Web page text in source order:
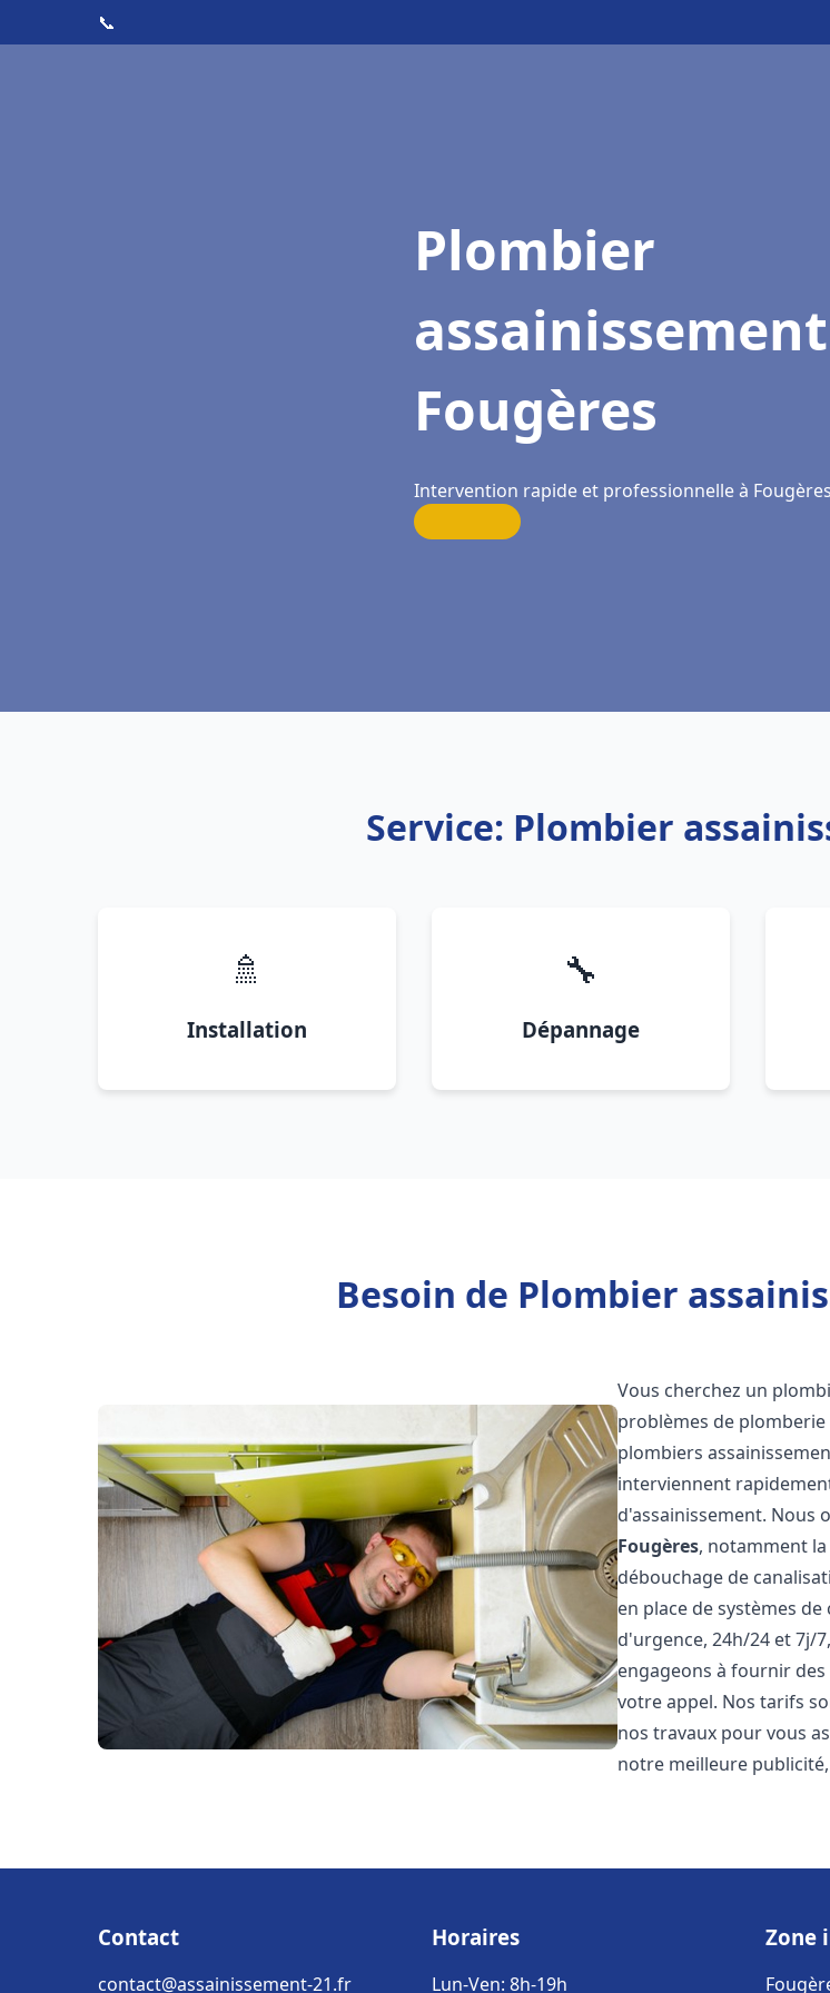
📞
Plombier
assainissement
Fougères
Intervention rapide et professionnelle à
Service: Plombier
🚿
Installation
🔧
Dépannage
Besoin de Plombier
Vous cherchez un
problèmes de
plombiers
interviennent
d'assainissement. Nous
Fougères, notamment
débouchage de
en place de systèmes
d'urgence, 24h/24 et 7j/
engageons à fournir
votre appel. Nos tarifs
nos travaux pour vous
notre meilleure
Contact
contact@assainissement-21.fr
Horaires
Lun-Ven: 8h-19h
Zone